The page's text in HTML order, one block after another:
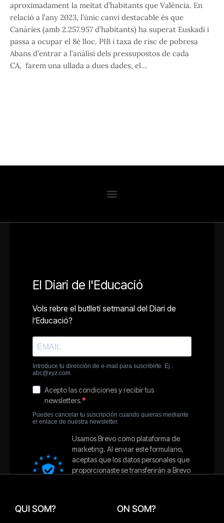
aproximadament la meitat d’habitants que València. En
relació a l’any 2023, l’únic canvi destacable és que
Canàries (amb 2.257.957 d’habitants) ha superat Euskadi i
passa a ocupar el 8è lloc. PIB i taxa de risc de pobresa
Abans d’entrar a l’anàlisi dels pressupostos de cada
CA, farem una ullada a dues dades, el…
QUI SOM? ON SOM?